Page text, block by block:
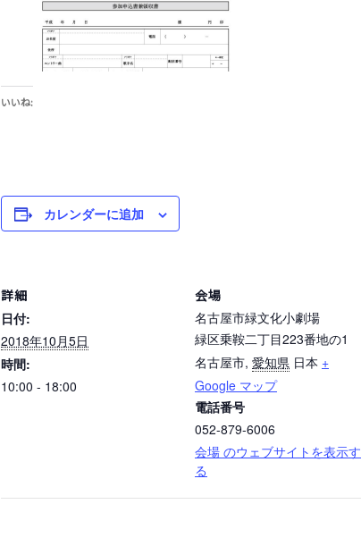
いいね:
カレンダーに追加
詳細
日付:
2018年10月5日
時間:
10:00 - 18:00
会場
名古屋市緑文化小劇場
緑区乗鞍二丁目223番地の1
名古屋市, 愛知県 日本 +
Google マップ
電話番号
052-879-6006
会場 のウェブサイトを表示す
る